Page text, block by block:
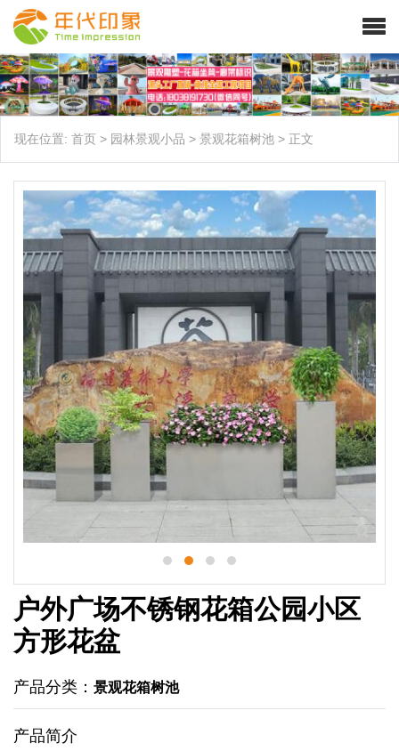
现在位置: 首页 > 园林景观小品 > 景观花箱树池 > 正文
户外广场不锈钢花箱公园小区
方形花盆
产品分类： 景观花箱树池
产品简介